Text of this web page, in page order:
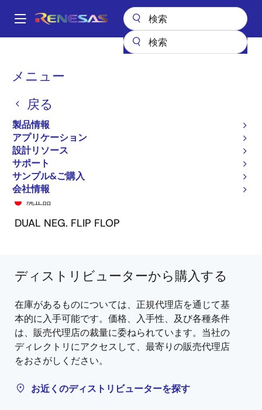
ン
Main
メニュー
戻る
製品情報
アプリケーション
設計リソース
サポート
サンプル&ご購入
会社情報
パ
く
ず
74LVC646A 74LVC646ASO8
74LVC646ASO8
廃止品
DUAL NEG. FLIP FLOP
ディストリビューターから購入する
在庫があるものについては、正規代理店を通じて基
本的に入手可能です。価格、入手性、及び各種条件
は、販売代理店の裁量に委ねられています。当社の
ディレクトリにアクセスして、最寄りの販売代理店
をおさがしください。
お近くのディストリビューターを探す